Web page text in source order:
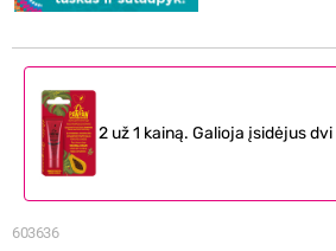
603636
2 už 1 kainą. Galioja įsidėjus